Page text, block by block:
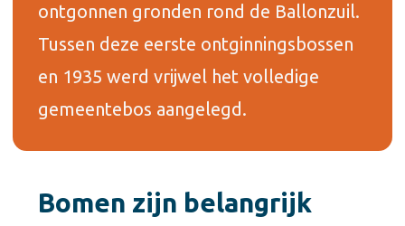
ontgonnen gronden rond de Ballonzuil.
Tussen deze eerste ontginningsbossen
en 1935 werd vrijwel het volledige
gemeentebos aangelegd.
Bomen zijn belangrijk